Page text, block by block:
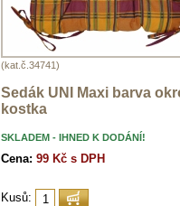
(kat.č.34741)
Sedák UNI Maxi barva
kostka
SKLADEM - IHNED K DODÁNÍ!
Cena: 99 Kč s DPH
Kusů: